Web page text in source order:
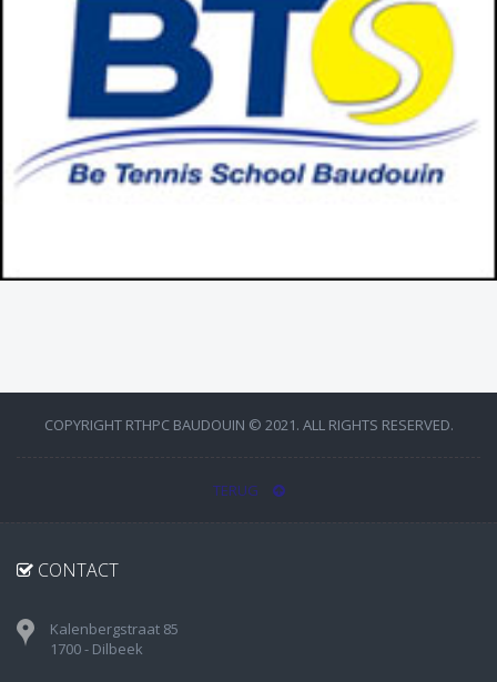
COPYRIGHT RTHPC BAUDOUIN © 2021. ALL RIGHTS RESERVED.
TERUG
CONTACT
Kalenbergstraat 85
1700 - Dilbeek